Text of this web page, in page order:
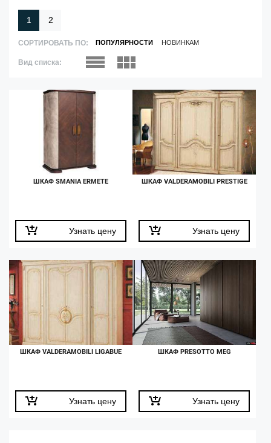
1 2
СОРТИРОВАТЬ ПО: ПОПУЛЯРНОСТИ НОВИНКАМ
Вид списка:
ШКАФ SMANIA ERMETE
Узнать цену
ШКАФ VALDERAMOBILI PRESTIGE
Узнать цену
ШКАФ VALDERAMOBILI LIGABUE
Узнать цену
ШКАФ PRESOTTO MEG
Узнать цену